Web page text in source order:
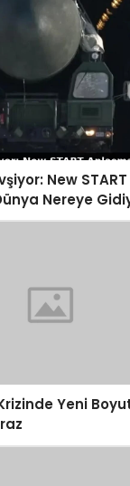
New
Nereye
Yeni